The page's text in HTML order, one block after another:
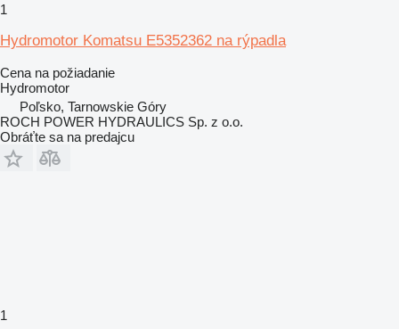
1
Hydromotor Komatsu E5352362 na rýpadla
Cena na požiadanie
Hydromotor
Poľsko, Tarnowskie Góry
ROCH POWER HYDRAULICS Sp. z o.o.
Obráťte sa na predajcu
1